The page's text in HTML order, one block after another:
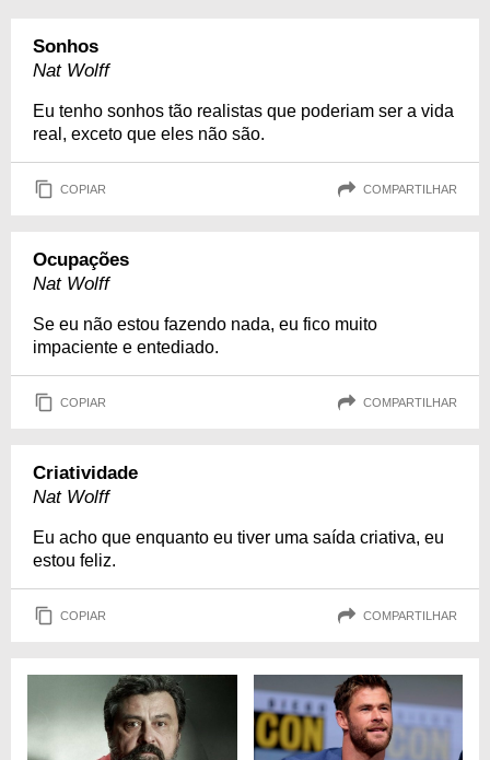
Sonhos
Nat Wolff
Eu tenho sonhos tão realistas que poderiam ser a vida
real, exceto que eles não são.
COPIAR COMPARTILHAR
Ocupações
Nat Wolff
Se eu não estou fazendo nada, eu fico muito
impaciente e entediado.
COPIAR COMPARTILHAR
Criatividade
Nat Wolff
Eu acho que enquanto eu tiver uma saída criativa, eu
estou feliz.
COPIAR COMPARTILHAR